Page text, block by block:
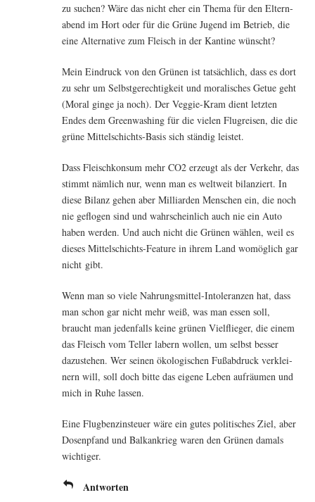
zu suchen? Wäre das nicht eher ein The­ma für den Eltern­
abend im Hort oder für die Grü­ne Jugend im Betrieb, die
eine Alter­na­ti­ve zum Fleisch in der Kan­ti­ne wünscht?
Mein Ein­druck von den Grü­nen ist tat­säch­lich, dass es dort
zu sehr um Selbst­ge­rech­tig­keit und mora­li­sches Getue geht
(Moral gin­ge ja noch). Der Veggie-Kram dient letz­ten
Endes dem Green­wa­shing für die vie­len Flug­rei­sen, die die
grü­ne Mit­tel­schichts-Basis sich stän­dig leistet.
Dass Fleisch­kon­sum mehr CO2 erzeugt als der Ver­kehr, das
stimmt näm­lich nur, wenn man es welt­weit bilan­ziert. In
die­se Bilanz gehen aber Mil­li­ar­den Men­schen ein, die noch
nie geflo­gen sind und wahr­schein­lich auch nie ein Auto
haben wer­den. Und auch nicht die Grü­nen wäh­len, weil es
die­ses Mit­tel­schichts-Fea­ture in ihrem Land womög­lich gar
nicht gibt.
Wenn man so vie­le Nah­rungs­mit­tel-Into­le­ran­zen hat, dass
man schon gar nicht mehr weiß, was man essen soll,
braucht man jeden­falls kei­ne grü­nen Viel­flie­ger, die einem
das Fleisch vom Tel­ler labern wol­len, um selbst bes­ser
dazu­ste­hen. Wer sei­nen öko­lo­gi­schen Fuß­ab­druck ver­klei­
nern will, soll doch bit­te das eige­ne Leben auf­räu­men und
mich in Ruhe lassen.
Eine Flug­ben­zin­steu­er wäre ein gutes poli­ti­sches Ziel, aber
Dosen­pfand und Bal­kan­krieg waren den Grü­nen damals
wichtiger.
Antworten